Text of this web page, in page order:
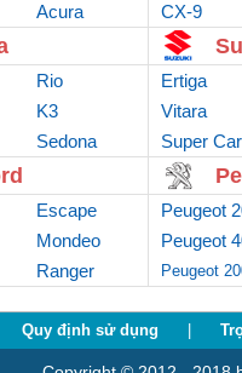
Acura
CX-9
Rio
K3
Sedona
Ertiga
Vitara
Super
truck
Escape
Mondeo
Ranger
Peugeot
Peugeot
Peugeot
Quy định sử dụng